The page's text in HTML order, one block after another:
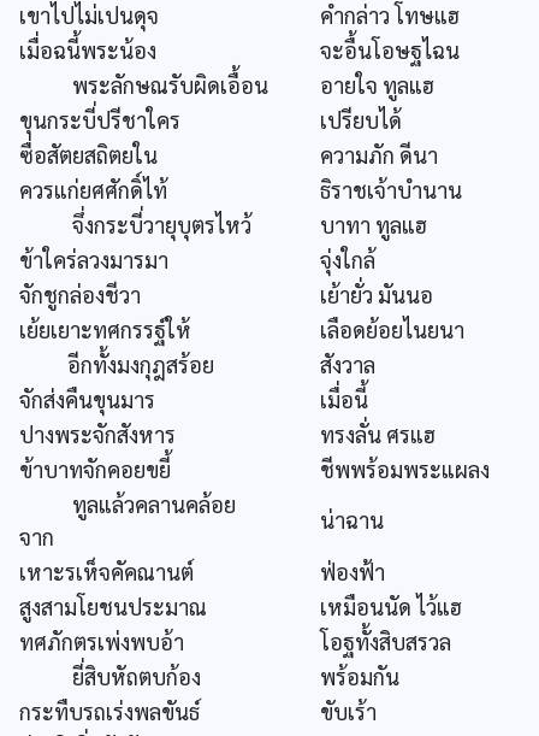
เขาไปไม่เปนดุจ
คำกล่าว โทษแฮ
เมื่อฉนี้พระน้อง
จะอื้นโอษฐไฉน
พระลักษณรับผิดเอื้อน
อายใจ ทูลแฮ
ขุนกระบี่ปรีชาใคร
เปรียบได้
ซื่อสัตยสถิตยใน
ความภัก ดีนา
ควรแก่ยศศักดิ์ไท้
ธิราชเจ้าบำนาน
จึ่งกระบี่วายุบุตรไหว้
บาทา ทูลแฮ
ข้าใคร่ลวงมารมา
จุ่งใกล้
จักชูกล่องชีวา
เย้ายั่ว มันนอ
เย้ยเยาะทศกรรฐ์ให้
เลือดย้อยไนยนา
อีกทั้งมงกุฎสร้อย
สังวาล
จักส่งคืนขุนมาร
เมื่อนี้
ปางพระจักสังหาร
ทรงลั่น ศรแฮ
ข้าบาทจักคอยขยี้
ชีพพร้อมพระแผลง
ทูลแล้วคลานคล้อย
จาก
น่าฉาน
เหาะรเห็จคัคณานต์
ฟ่องฟ้า
สูงสามโยชนประมาณ
เหมือนนัด ไว้แฮ
ทศภักตรเพ่งพบอ้า
โอฐทั้งสิบสรวล
ยี่สิบหัถตบก้อง
พร้อมกัน
กระทืบรถเร่งพลขันธ์
ขับเร้า